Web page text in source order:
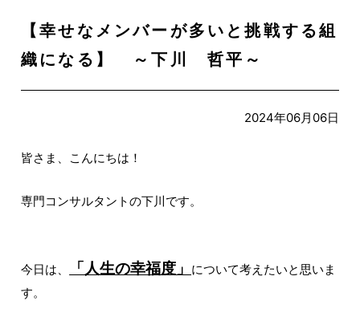
スタッフ紹介
書籍紹介
お問い合わせ
【幸せなメンバーが多いと挑戦する組
織になる】 ～下川 哲平～
2024年06月06日
皆さま、こんにちは！
専門コンサルタントの下川です。
今日は、 「人生の幸福度」 について考えたいと思いま
す。